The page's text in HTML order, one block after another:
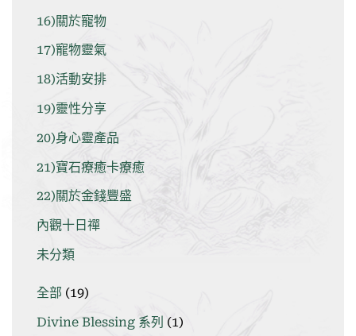
16)關於寵物
17)寵物靈氣
18)活動安排
19)靈性分享
20)身心靈產品
21)寶石療癒卡療癒
22)關於金錢豐盛
內觀十日禪
未分類
全部 1919
產
Divine Blessing 系列 11